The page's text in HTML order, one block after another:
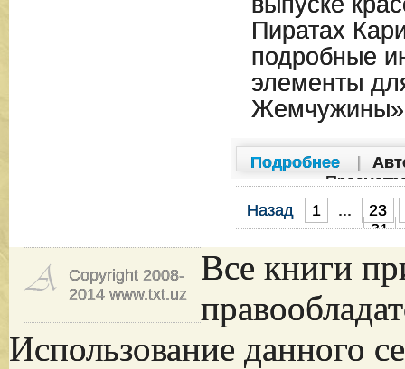
Пиратах
подробные
элементы
Подробнее
Назад
1 ...
23
31
Copyright 2008-
2014 www.txt.uz
Все книги
Использование данного